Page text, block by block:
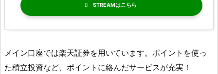
STREAM
メイン口座では楽天証券を用いています。ポイントを使っ
た積立投資など、ポイントに絡んだサービスが充実！